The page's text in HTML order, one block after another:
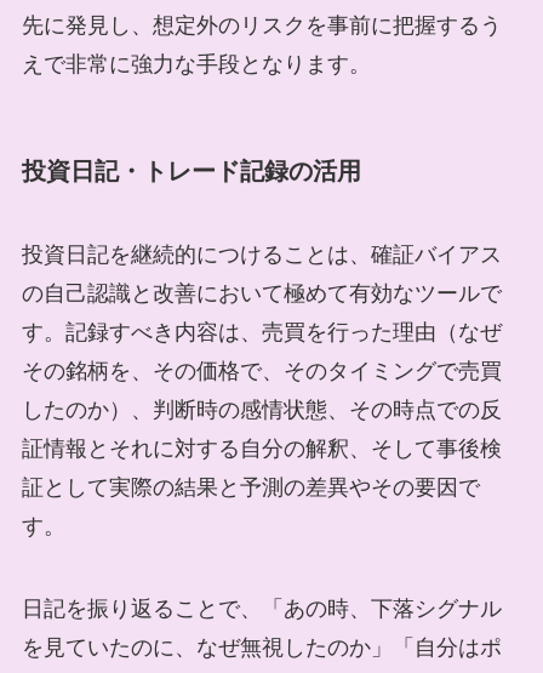
先に発見し、想定外のリスクを事前に把握するう
えで非常に強力な手段となります。
投資日記・トレード記録の活用
投資日記を継続的につけることは、確証バイアス
の自己認識と改善において極めて有効なツールで
す。記録すべき内容は、売買を行った理由（なぜ
その銘柄を、その価格で、そのタイミングで売買
したのか）、判断時の感情状態、その時点での反
証情報とそれに対する自分の解釈、そして事後検
証として実際の結果と予測の差異やその要因で
す。
日記を振り返ることで、「あの時、下落シグナル
を見ていたのに、なぜ無視したのか」「自分はポ